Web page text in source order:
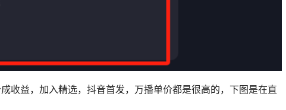
收益，加入精选，抖音首发，万播单价都是很高的，下图是在直